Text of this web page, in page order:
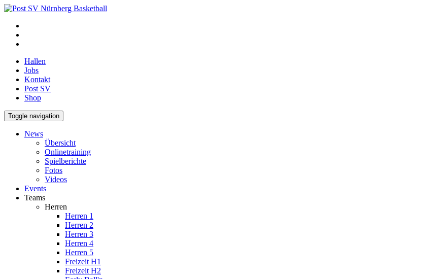
Hallen
Jobs
Kontakt
Post SV
Shop
Toggle navigation
News
Übersicht
Onlinetraining
Spielberichte
Fotos
Videos
Events
Teams
Herren
Herren 1
Herren 2
Herren 3
Herren 4
Herren 5
Freizeit H1
Freizeit H2